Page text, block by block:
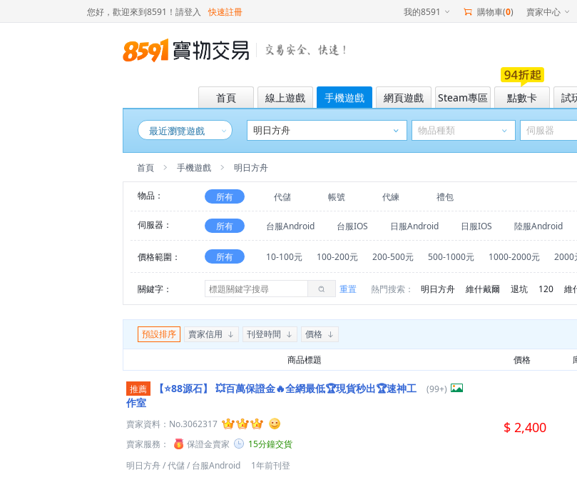
您好，歡迎來到8591！ 請登入 快速註冊 我的8591 購物車(0) 賣家中心
首頁 線上遊戲 手機遊戲 網頁遊戲 Steam專區 點數卡 試
最近瀏覽遊戲
首頁 手機遊戲 明日方舟
物品： 所有 代儲 帳號 代練 禮包
伺服器： 所有 台服Android 台服IOS 日服Android 日服IOS 陸服Android
價格範圍： 所有 10-100元 100-200元 200-500元 500-1000元 1000-2000元 2000
關鍵字： 重置 熱門搜索： 明日方舟 維什戴爾 退坑 120 維
預設排序 賣家信用 刊登時間 價格
商品標題 價格
推薦 【⭐️88源石】
💥百萬保證金🔥全網最低🏆現貨秒出🏆速神工
作室
(99+)
賣家資料： No.3062317
賣家服務：
保證金賣家
15分鐘交貨
明日方舟/代儲/ 台服Android 1年前刊登
$ 2,400